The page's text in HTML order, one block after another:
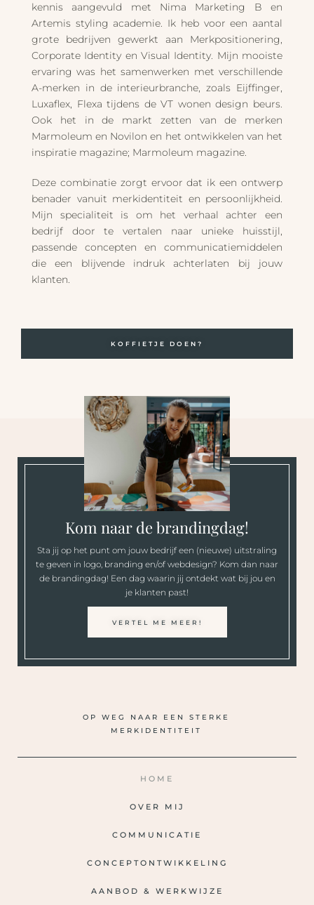
kennis aangevuld met Nima Marketing B en
Artemis styling academie. Ik heb voor een aantal
grote bedrijven gewerkt aan Merkpositionering,
Corporate Identity en Visual Identity. Mijn mooiste
ervaring was het samenwerken met verschillende
A-merken in de interieurbranche, zoals Eijffinger,
Luxaflex, Flexa tijdens de VT wonen design beurs.
Ook het in de markt zetten van de merken
Marmoleum en Novilon en het ontwikkelen van het
inspiratie magazine; Marmoleum magazine.
Deze combinatie zorgt ervoor dat ik een ontwerp
benader vanuit merkidentiteit en persoonlijkheid.
Mijn specialiteit is om het verhaal achter een
bedrijf door te vertalen naar unieke huisstijl,
passende concepten en communicatiemiddelen
die een blijvende indruk achterlaten bij jouw
klanten.
KOFFIETJE DOEN?
Kom naar de brandingdag!
Sta jij op het punt om jouw bedrijf een (nieuwe) uitstraling
te geven in logo, branding en/of webdesign? Kom dan naar
de brandingdag! Een dag waarin jij ontdekt wat bij jou en
je klanten past!
VERTEL ME MEER!
OP WEG NAAR EEN STERKE
MERKIDENTITEIT
HOME
OVER MIJ
COMMUNICATIE
CONCEPTONTWIKKELING
AANBOD & WERKWIJZE